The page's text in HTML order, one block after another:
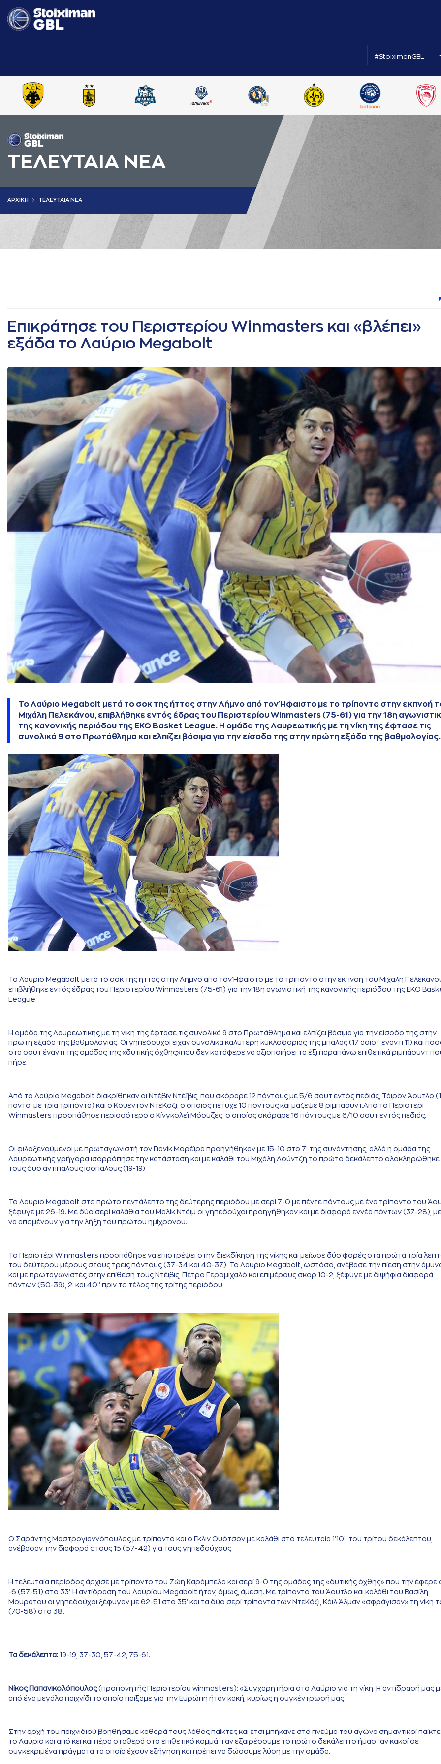
#StoiximanGBL
ΤΕΛΕΥΤΑΙΑ ΝΕΑ
AΡΧΙΚΗ ΤΕΛΕΥΤΑΙΑ ΝΕΑ
Επικράτησε του Περιστερίου Winmasters και «βλέπει»
εξάδα το Λαύριο Megabolt
Το Λαύριο Megabolt μετά το σοκ της ήττας στην Λήμνο από τον Ήφαιστο με το τρίποντο στην εκπνοή
Μιχάλη Πελεκάνου, επιβλήθηκε εντός έδρας του Περιστερίου Winmasters (75-61) για την 18η
της κανονικής περιόδου της EKO Basket League. Η ομάδα της Λαυρεωτικής με τη νίκη της έφτασε τις
συνολικά 9 στο Πρωτάθλημα και ελπίζει βάσιμα για την είσοδο της στην πρώτη εξάδα της βαθμολογίας.
Το Λαύριο Megabolt μετά το σοκ της ήττας στην Λήμνο από τον Ήφαιστο με το τρίποντο στην εκπνοή του Μιχάλη
επιβλήθηκε εντός έδρας του Περιστερίου Winmasters (75-61) για την 18η αγωνιστική της κανονικής περιόδου της EKO
League.
Η ομάδα της Λαυρεωτικής με τη νίκη της έφτασε τις συνολικά 9 στο Πρωτάθλημα και ελπίζει βάσιμα για την είσοδο της στην
πρώτη εξάδα της βαθμολογίας. Οι γηπεδούχοι είχαν συνολικά καλύτερη κυκλοφορίας της μπάλας (17 ασίστ έναντι 11) και
στα σουτ έναντι της ομάδας της «δυτικής όχθης»που δεν κατάφερε να αξιοποιήσει τα έξι παραπάνω επιθετικά ριμπάουντ
πήρε.
Από το Λαύριο Megabolt διακρίθηκαν οι Ντέβιν Ντέϊβις, που σκόραρε 12 πόντους με 5/6 σουτ εντός πεδιάς, Τάιρον Άουτλο
πόντοι με τρία τρίποντα) και ο Κουέντον ΝτεΚόζι, ο οποίος πέτυχε 10 πόντους και μάζεψε 8 ριμπάουντ.Από το Περιστέρι
Winmasters προσπάθησε περισσότερο ο Κίνγκσλεϊ Μόουζες, ο οποίος σκόραρε 16 πόντους με 6/10 σουτ εντός πεδιάς.
Οι φιλοξενούμενοι με πρωταγωνιστή τον Γιανίκ Μορέϊρα προηγήθηκαν με 15-10 στο 7’ της συνάντησης, αλλά η ομάδα της
Λαυρεωτικής γρήγορα ισορρόπησε την κατάσταση και με καλάθι του Μιχάλη Λούντζη το πρώτο δεκάλεπτο ολοκληρώθηκε
τους δύο αντιπάλους ισόπαλους (19-19).
Το Λαύριο Megabolt στο πρώτο πεντάλεπτο της δεύτερης περιόδου με σερί 7-0 με πέντε πόντους με ένα τρίποντο του
ξέφυγε με 26-19. Με δύο σερί καλάθια του Μαλίκ Ντάιμ οι γηπεδούχοι προηγήθηκαν και με διαφορά εννέα πόντων (37-28), με
να απομένουν για την λήξη του πρώτου ημίχρονου.
Το Περιστέρι Winmasters προσπάθησε να επιστρέψει στην διεκδίκηση της νίκης και μείωσε δύο φορές στα πρώτα τρία
του δεύτερου μέρους στους τρεις πόντους (37-34 και 40-37). Το Λαύριο Megabolt, ωστόσο, ανέβασε την πίεση στην
και με πρωταγωνιστές στην επίθεση τους Ντέιβις, Πέτρο Γερομιχαλό και επιμέρους σκορ 10-2, ξέφυγε με διψήφια διαφορά
πόντων (50-39), 2’ και 40’’ πριν το τέλος της τρίτης περιόδου.
Ο Σαράντης Μαστρογιαννόπουλος με τρίποντο και ο Γκλιν Ουότσον με καλάθι στο τελευταία 1’10’’ του τρίτου δεκάλεπτου,
ανέβασαν την διαφορά στους 15 (57-42) για τους γηπεδούχους.
Η τελευταία περίοδος άρχισε με τρίποντο του Ζώη Καράμπελα και σερί 9-0 της ομάδας της «δυτικής όχθης» που την έφερε
-6 (57-51) στο 33’. Η αντίδραση του Λαυρίου Megabolt ήταν, όμως, άμεση. Με τρίποντο του Άουτλο και καλάθι του Βασίλη
Μουράτου οι γηπεδούχοι ξέφυγαν με 62-51 στο 35’ και τα δύο σερί τρίποντα των ΝτεΚόζι, Κάιλ Άλμαν «σφράγισαν» τη νίκη
(70-58) στο 38’.
Τα δεκάλεπτα: 19-19, 37-30, 57-42, 75-61.
Νίκος Παπανικολόπουλος(προπονητής Περιστερίου winmasters): «Συγχαρητήρια στο Λαύριο για τη νίκη. Η αντίδρασή μας
από ένα μεγάλο παιχνίδι το οποίο παίξαμε για την Ευρώπη ήταν κακή, κυρίως η συγκέντρωσή μας.
Στην αρχή του παιχνιδιού βοηθήσαμε καθαρά τους λάθος παίκτες και έτσι μπήκανε στο πνεύμα του αγώνα σημαντικοί
το Λαύριο και από κει και πέρα σταθερά στο επιθετικό κομμάτι αν εξαιρέσουμε το πρώτο δεκάλεπτο ήμασταν κακοί σε
συγκεκριμένα πράγματα τα οποία έχουν εξήγηση και πρέπει να δώσουμε λύση με την ομάδα.